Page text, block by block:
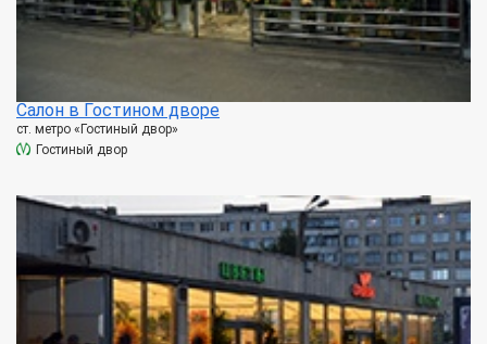
Салон в Гостином дворе
ст. метро «Гостиный двор»
Гостиный двор